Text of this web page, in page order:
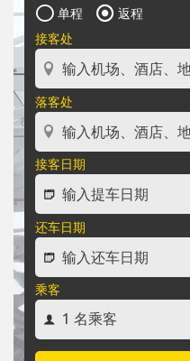
单程
返程
接客处
落客处
接客日期
还车日期
乘客